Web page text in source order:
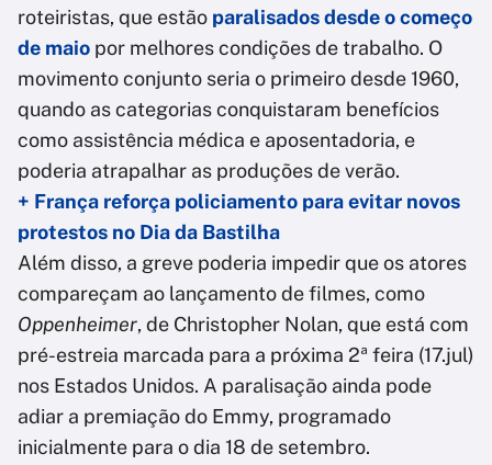
roteiristas, que estão paralisados desde o começo
de maio por melhores condições de trabalho. O
movimento conjunto seria o primeiro desde 1960,
quando as categorias conquistaram benefícios
como assistência médica e aposentadoria, e
poderia atrapalhar as produções de verão.
+ França reforça policiamento para evitar novos
protestos no Dia da Bastilha
Além disso, a greve poderia impedir que os atores
compareçam ao lançamento de filmes, como
Oppenheimer, de Christopher Nolan, que está com
pré-estreia marcada para a próxima 2ª feira (17.jul)
nos Estados Unidos. A paralisação ainda pode
adiar a premiação do Emmy, programado
inicialmente para o dia 18 de setembro.